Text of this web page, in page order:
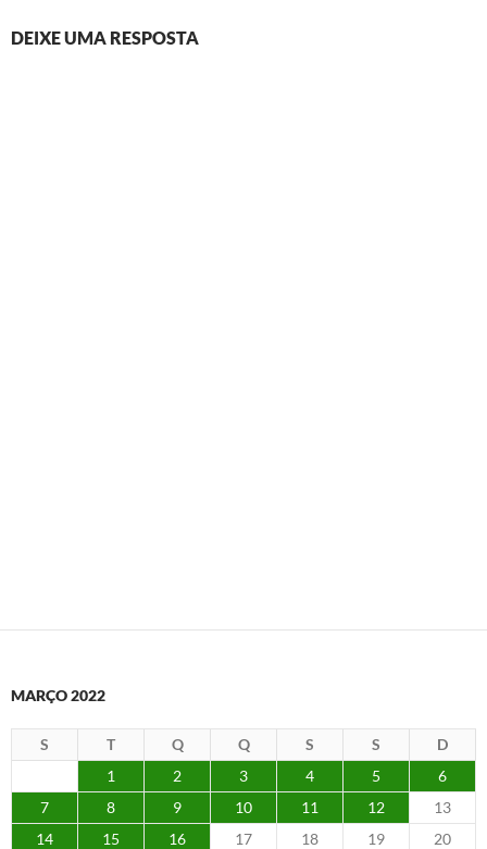
DEIXE UMA RESPOSTA
MARÇO 2022
S T Q Q S S
D
1
2 3 4 5
6
7
8 9 10 11 12
13
14
15 16 17 18 19 20